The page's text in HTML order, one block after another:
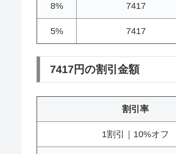
8% 7417
5% 7417
7417円の割引金額
割引率
1割引｜10%オフ